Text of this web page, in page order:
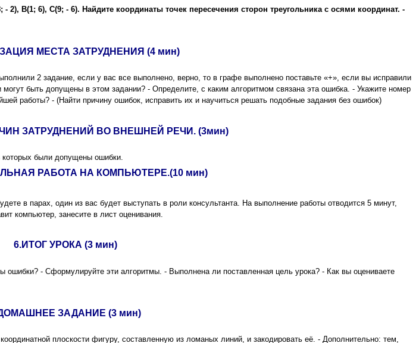
В(1; 6), С(9; - 6). Найдите координаты точек пересечения сторон треугольника с осями координат. -
МЕСТА ЗАТРУДНЕНИЯ (4 мин)
2 задание, если у вас все выполнено, верно, то в графе выполнено поставьте «+», если вы исправили
быть допущены в этом задании? - Определите, с каким алгоритмом связана эта ошибка. - Укажите номер
работы? - (Найти причину ошибок, исправить их и научиться решать подобные задания без ошибок)
ЗАТРУДНЕНИЙ ВО ВНЕШНЕЙ РЕЧИ. (3мин)
были допущены ошибки.
РАБОТА НА КОМПЬЮТЕРЕ.(10 мин)
в парах, один из вас будет выступать в роли консультанта. На выполнение работы отводится 5 минут,
компьютер, занесите в лист оценивания.
6.ИТОГ УРОКА (3 мин)
- Сформулируйте эти алгоритмы. - Выполнена ли поставленная цель урока? - Как вы оцениваете
ЗАДАНИЕ (3 мин)
плоскости фигуру, составленную из ломаных линий, и закодировать её. - Дополнительно: тем,